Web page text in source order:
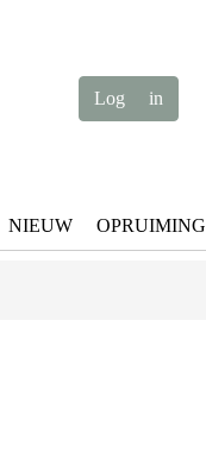
NIEUW OPRUIMING